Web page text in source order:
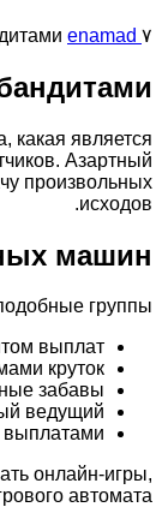
enamad ۷ مرداد ۱۴۰۴
какая является
Азартный
произвольных
исходов.
машин
группы:
выплат;
круток;
забавы;
ведущий;
онлайн-игры,
автомата.